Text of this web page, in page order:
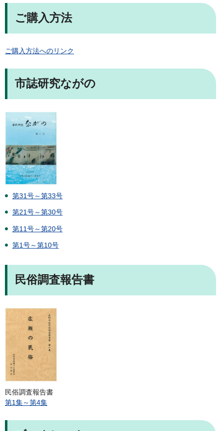
ご購入方法
ご購入方法へのリンク
市誌研究ながの
第31号～第33号
第21号～第30号
第11号～第20号
第1号～第10号
民俗調査報告書
民俗調査報告書
第1集～第4集